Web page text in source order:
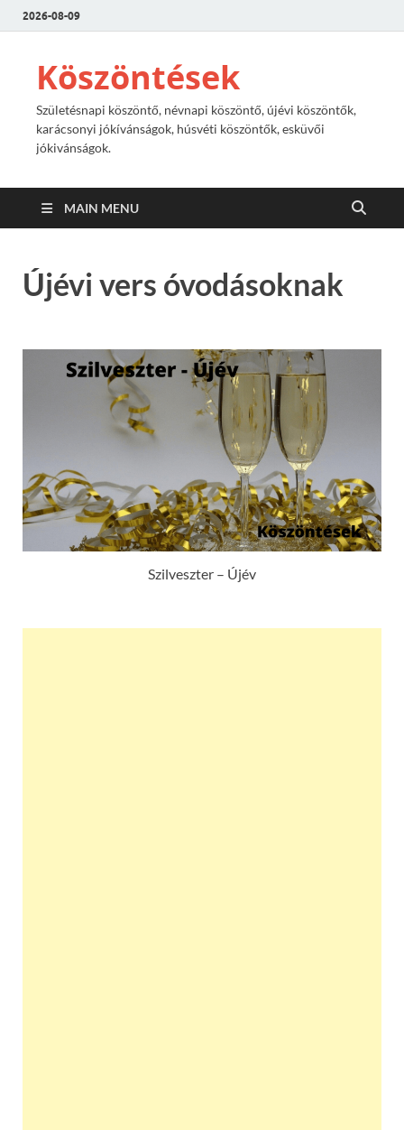
2026-08-09
Köszöntések
Születésnapi köszöntő, névnapi köszöntő, újévi köszöntők,
karácsonyi jókívánságok, húsvéti köszöntők, esküvői
jókivánságok.
MAIN MENU
Újévi vers óvodásoknak
Szilveszter – Újév